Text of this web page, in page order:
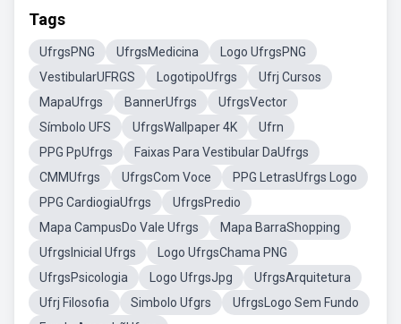
Tags
UfrgsPNG UfrgsMedicina
Logo UfrgsPNG
VestibularUFRGS
LogotipoUfrgs
Ufrj Cursos
MapaUfrgs
BannerUfrgs
UfrgsVector
Símbolo UFS
UfrgsWallpaper 4K
Ufrn
PPG PpUfrgs
Faixas Para Vestibular DaUfrgs
CMMUfrgs
UfrgsCom Voce
PPG LetrasUfrgs Logo
PPG CardiogiaUfrgs
UfrgsPredio
Mapa CampusDo Vale Ufrgs
Mapa BarraShopping
UfrgsInicial Ufrgs
Logo UfrgsChama PNG
UfrgsPsicologia
Logo UfrgsJpg
UfrgsArquitetura
Ufrj Filosofia
Simbolo Ufgrs
UfrgsLogo Sem Fundo